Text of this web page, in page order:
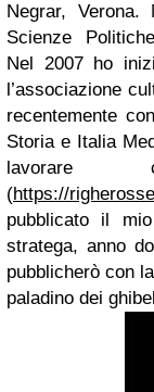
Negrar,
Scienze
Nel 2007 ho
l’associazione
recentemente
Storia e Italia
lavorare
(https://
pubblicato il
stratega, anno
pubblicherò con
paladino dei